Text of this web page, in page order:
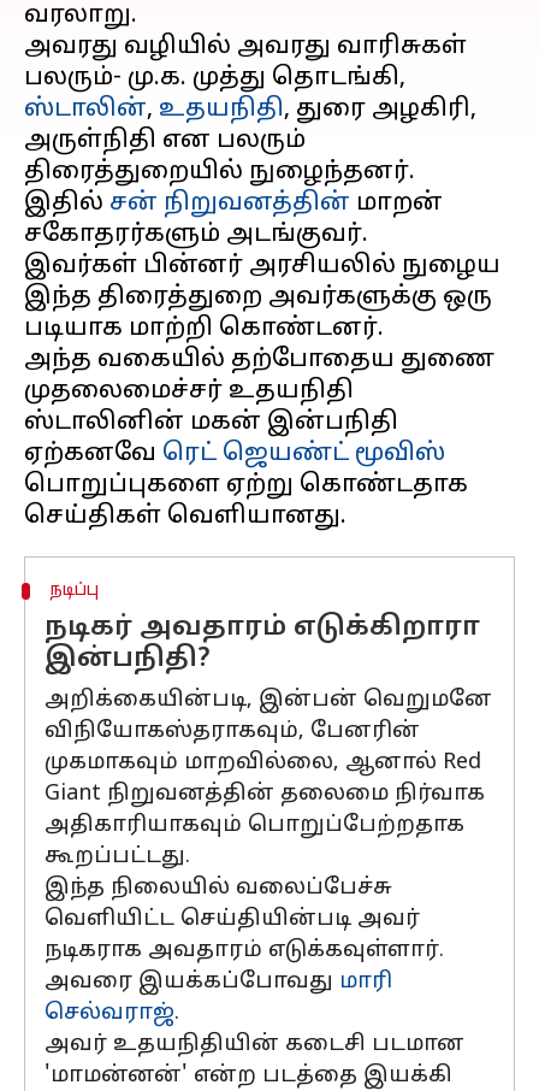
வரலாறு.
அவரது வழியில் அவரது வாரிசுகள்
பலரும்- மு.க. முத்து தொடங்கி,
ஸ்டாலின், உதயநிதி, துரை அழகிரி,
அருள்நிதி என பலரும்
திரைத்துறையில் நுழைந்தனர்.
இதில் சன் நிறுவனத்தின் மாறன்
சகோதரர்களும் அடங்குவர்.
இவர்கள் பின்னர் அரசியலில் நுழைய
இந்த திரைத்துறை அவர்களுக்கு ஒரு
படியாக மாற்றி கொண்டனர்.
அந்த வகையில் தற்போதைய துணை
முதலைமைச்சர் உதயநிதி
ஸ்டாலினின் மகன் இன்பநிதி
ஏற்கனவே ரெட் ஜெயண்ட் மூவிஸ்
பொறுப்புகளை ஏற்று கொண்டதாக
நடிப்பு
நடிகர் அவதாரம் எடுக்கிறாரா
இன்பநிதி?
அறிக்கையின்படி, இன்பன் வெறுமனே
விநியோகஸ்தராகவும், பேனரின்
முகமாகவும் மாறவில்லை, ஆனால் Red
Giant நிறுவனத்தின் தலைமை நிர்வாக
அதிகாரியாகவும் பொறுப்பேற்றதாக
கூறப்பட்டது.
இந்த நிலையில் வலைப்பேச்சு
வெளியிட்ட செய்தியின்படி அவர்
நடிகராக அவதாரம் எடுக்கவுள்ளார்.
அவரை இயக்கப்போவது மாரி
செல்வராஜ்.
அவர் உதயநிதியின் கடைசி படமான
'மாமன்னன்' என்ற படத்தை இயக்கி